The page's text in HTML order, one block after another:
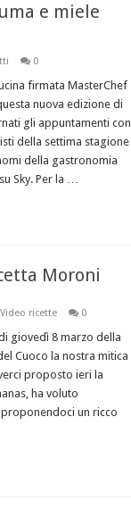
e miele
0
firmata MasterChef
nuova edizione di
gli appuntamenti con
della settima stagione
della gastronomia
Sky. Per la …
Moroni
Video ricette 0
giovedì 8 marzo della
Cuoco la nostra mitica
proposto ieri la
ha voluto
un ricco